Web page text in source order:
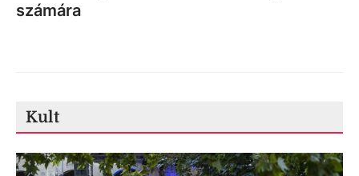
számára
Kult